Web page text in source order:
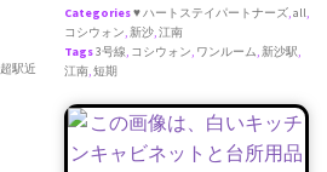
超駅近
Categories♥ ハートステイパートナーズ,all,
コシウォン,新沙,江南
Tags3号線, コシウォン, ワンルーム,新沙駅,
江南,短期